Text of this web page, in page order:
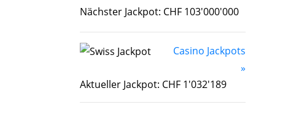
Nächster Jackpot: CHF 103'000'000
Casino Jackpots
»
Aktueller Jackpot: CHF 1'032'189